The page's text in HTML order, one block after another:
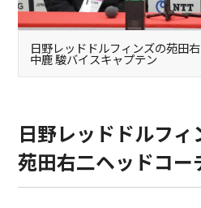
日野レッドドルフィンズの苑田
中鹿 駿バイスキャプテン
日野レッドドルフィ
苑田右二ヘッドコー